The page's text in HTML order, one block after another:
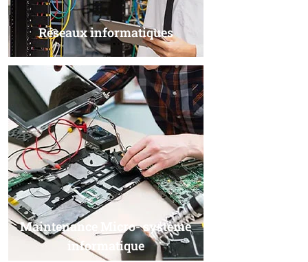
Réseaux informatiques
Maintenance Micro- système
informatique